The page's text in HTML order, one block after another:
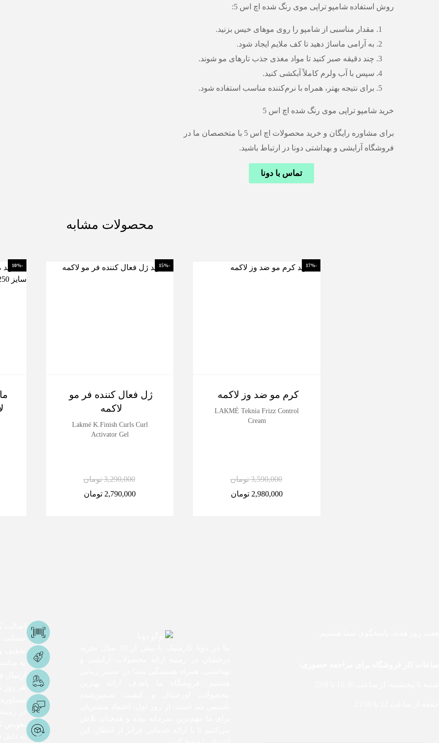
روش استفاده شامپو تراپی موی رنگ شده اچ اس 5:
مقدار مناسبی از شامپو را روی موهای خیس بزنید.
به آرامی ماساژ دهید تا کف ملایم ایجاد شود.
چند دقیقه صبر کنید تا مواد مغذی جذب تارهای مو شوند.
سپس با آب ولرم کاملاً آبکشی کنید.
برای نتیجه بهتر، همراه با نرم‌کننده مناسب استفاده شود.
خرید شامپو تراپی موی رنگ شده اچ اس 5
برای مشاوره رایگان و خرید محصولات اچ اس 5 با متخصصان ما در
فروشگاه آرایشی و بهداشتی دونا در ارتباط باشید.
تماس با دونا
محصولات مشابه
-17%
کرم مو ضد وز لاکمه
LAKMÉ Teknia Frizz Control
Cream
3,590,000 تومان
2,980,000 تومان
-15%
ژل فعال کننده فر مو
لاکمه
Lakmé K.Finish Curls Curl
Activator Gel
3,290,000 تومان
2,790,000 تومان
-10%